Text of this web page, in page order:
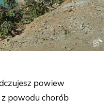
powiew
powodu chorób